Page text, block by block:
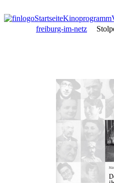
StartseiteKinoprogramm
freiburg-im-netz